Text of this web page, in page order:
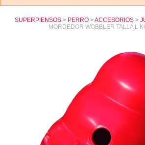
SUPERPIENSOS PERRO ACCESORIOS
MORDEDOR WOBBLER TALLA L